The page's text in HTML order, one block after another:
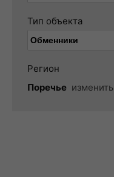
Тип объекта
Регион
Поречье изменить